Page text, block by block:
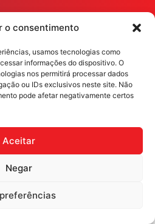
o consentimento
usamos tecnologias como
informações do dispositivo. O
nos permitirá processar dados
ou IDs exclusivos neste site. Não
pode afetar negativamente certos
Aceitar
Negar
nosso Instagram
Todos os direitos reservados